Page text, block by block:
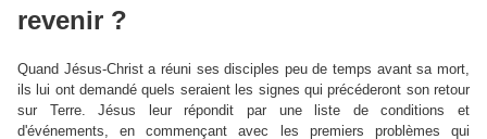
revenir ?
Quand Jésus-Christ a réuni ses disciples peu de temps avant sa mort,
ils lui ont demandé quels seraient les signes qui précéderont son retour
sur Terre. Jésus leur répondit par une liste de conditions et
d'événements, en commençant avec les premiers problèmes qui